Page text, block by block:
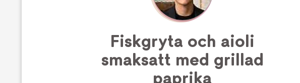
Fiskgryta och aioli
smaksatt med grillad
paprika